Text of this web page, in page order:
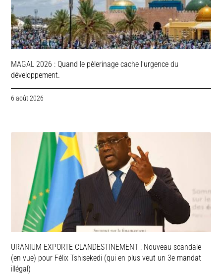
MAGAL 2026 : Quand le pèlerinage cache l’urgence du
développement.
6 août 2026
URANIUM EXPORTE CLANDESTINEMENT : Nouveau scandale
(en vue) pour Félix Tshisekedi (qui en plus veut un 3e mandat
illégal)